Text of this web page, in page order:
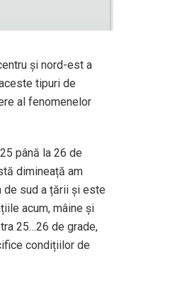
și nord-est a
tipuri de
al fenomenelor
până la 26 de
dimineață am
de sud a țării și este
acum, mâine și
25…26 de grade,
condițiilor de